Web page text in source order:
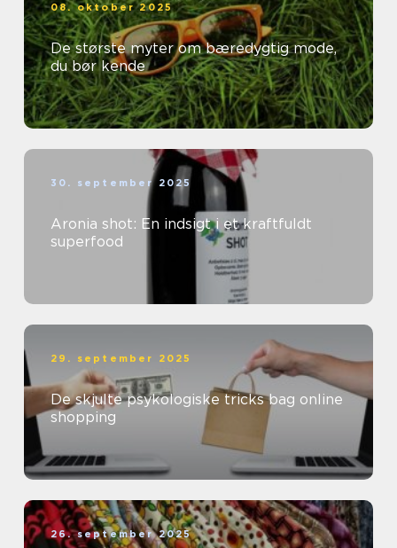
08. oktober 2025
De største myter om bæredygtig mode,
du bør kende
30. september 2025
Aronia shot: En indsigt i et kraftfuldt
superfood
29. september 2025
De skjulte psykologiske tricks bag online
shopping
26. september 2025